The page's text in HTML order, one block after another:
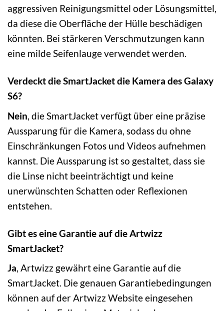
aggressiven Reinigungsmittel oder Lösungsmittel,
da diese die Oberfläche der Hülle beschädigen
könnten. Bei stärkeren Verschmutzungen kann
eine milde Seifenlauge verwendet werden.
Verdeckt die SmartJacket die Kamera des Galaxy
S6?
Nein, die SmartJacket verfügt über eine präzise
Aussparung für die Kamera, sodass du ohne
Einschränkungen Fotos und Videos aufnehmen
kannst. Die Aussparung ist so gestaltet, dass sie
die Linse nicht beeinträchtigt und keine
unerwünschten Schatten oder Reflexionen
entstehen.
Gibt es eine Garantie auf die Artwizz
SmartJacket?
Ja, Artwizz gewährt eine Garantie auf die
SmartJacket. Die genauen Garantiebedingungen
können auf der Artwizz Website eingesehen